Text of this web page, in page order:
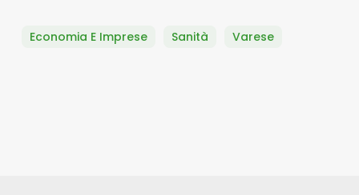
Economia E Imprese Sanità Varese